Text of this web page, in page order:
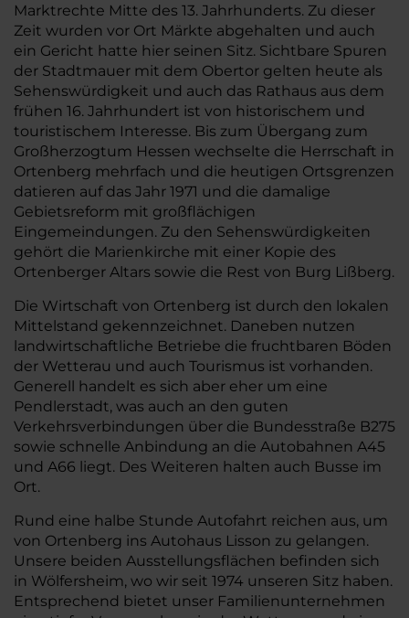
Marktrechte Mitte des 13. Jahrhunderts. Zu dieser
Zeit wurden vor Ort Märkte abgehalten und auch
ein Gericht hatte hier seinen Sitz. Sichtbare Spuren
der Stadtmauer mit dem Obertor gelten heute als
Sehenswürdigkeit und auch das Rathaus aus dem
frühen 16. Jahrhundert ist von historischem und
touristischem Interesse. Bis zum Übergang zum
Großherzogtum Hessen wechselte die Herrschaft in
Ortenberg mehrfach und die heutigen Ortsgrenzen
datieren auf das Jahr 1971 und die damalige
Gebietsreform mit großflächigen
Eingemeindungen. Zu den Sehenswürdigkeiten
gehört die Marienkirche mit einer Kopie des
Ortenberger Altars sowie die Rest von Burg Lißberg.
Die Wirtschaft von Ortenberg ist durch den lokalen
Mittelstand gekennzeichnet. Daneben nutzen
landwirtschaftliche Betriebe die fruchtbaren Böden
der Wetterau und auch Tourismus ist vorhanden.
Generell handelt es sich aber eher um eine
Pendlerstadt, was auch an den guten
Verkehrsverbindungen über die Bundesstraße B275
sowie schnelle Anbindung an die Autobahnen A45
und A66 liegt. Des Weiteren halten auch Busse im
Ort.
Rund eine halbe Stunde Autofahrt reichen aus, um
von Ortenberg ins Autohaus Lisson zu gelangen.
Unsere beiden Ausstellungsflächen befinden sich
in Wölfersheim, wo wir seit 1974 unseren Sitz haben.
Entsprechend bietet unser Familienunternehmen